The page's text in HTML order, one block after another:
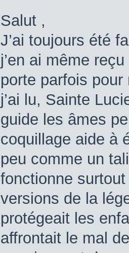
Salut ,
J’ai toujours été
j’en ai même
porte parfois
j’ai lu, Sainte
guide les âmes
coquillage aide à
peu comme un
fonctionne
versions de la
protégeait les
affrontait le mal